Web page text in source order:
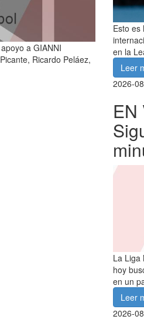
a GIANNI
Ricardo Peláez,
Esto es
en la
Leer
2026-
EN
La Liga
hoy
en un
Leer
2026-